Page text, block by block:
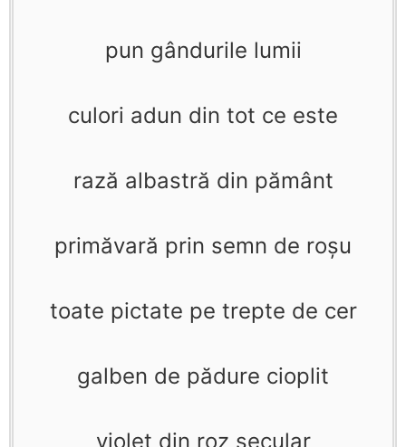
pun gândurile lumii
culori adun din tot ce este
rază albastră din pământ
primăvară prin semn de roşu
toate pictate pe trepte de cer
galben de pădure cioplit
violet din roz secular